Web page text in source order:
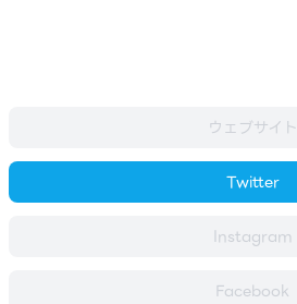
ウェブサイト
Twitter
Instagram
Facebook